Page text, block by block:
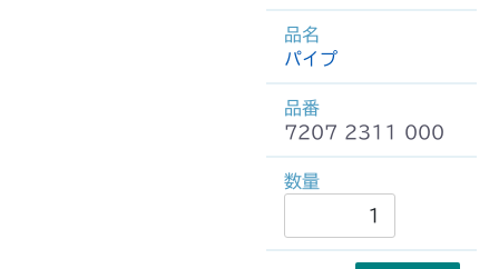
パイプ
7207 2311 000